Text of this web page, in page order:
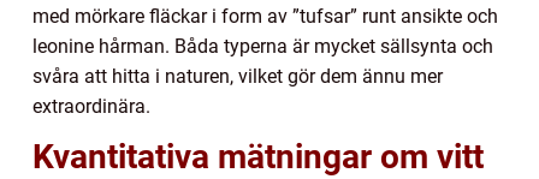
med mörkare fläckar i form av ”tufsar” runt ansikte och
leonine hårman. Båda typerna är mycket sällsynta och
svåra att hitta i naturen, vilket gör dem ännu mer
extraordinära.
Kvantitativa mätningar om vitt